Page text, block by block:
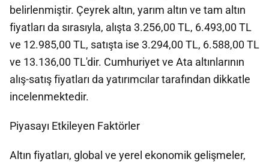
belirlenmiştir. Çeyrek altın, yarım altın ve tam altın
fiyatları da sırasıyla, alışta 3.256,00 TL, 6.493,00 TL
ve 12.985,00 TL, satışta ise 3.294,00 TL, 6.588,00 TL
ve 13.136,00 TL'dir. Cumhuriyet ve Ata altınlarının
alış-satış fiyatları da yatırımcılar tarafından dikkatle
incelenmektedir.
Piyasayı Etkileyen Faktörler
Altın fiyatları, global ve yerel ekonomik gelişmeler,